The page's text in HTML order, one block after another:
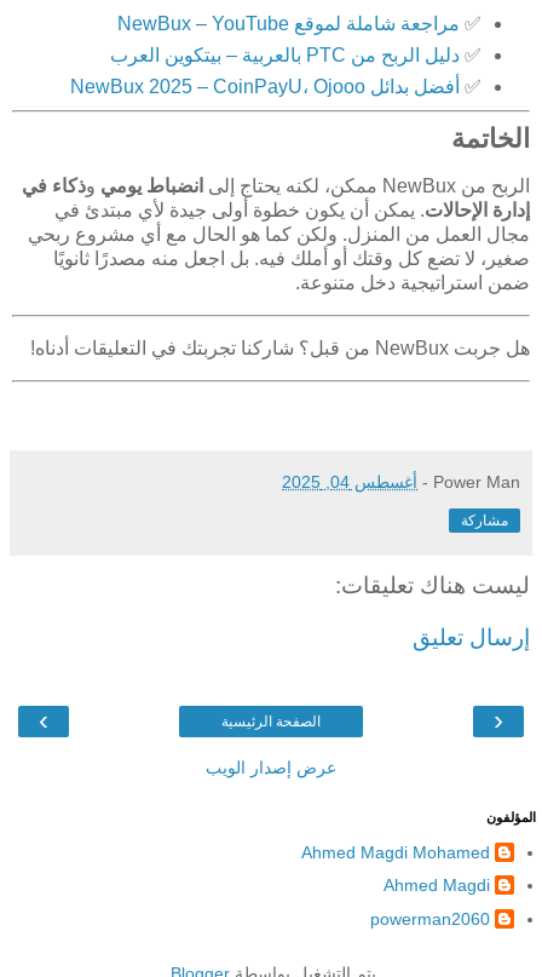
✅ مراجعة شاملة لموقع NewBux – YouTube
✅ دليل الربح من PTC بالعربية – بيتكوين العرب
✅ أفضل بدائل NewBux 2025 – CoinPayU، Ojooo
الخاتمة
الربح من NewBux ممكن، لكنه يحتاج إلى انضباط يومي وذكاء في
إدارة الإحالات. يمكن أن يكون خطوة أولى جيدة لأي مبتدئ في
مجال العمل من المنزل. ولكن كما هو الحال مع أي مشروع ربحي
صغير، لا تضع كل وقتك أو أملك فيه. بل اجعل منه مصدرًا ثانويًا
ضمن استراتيجية دخل متنوعة.
هل جربت NewBux من قبل؟ شاركنا تجربتك في التعليقات أدناه!
Power Man
- أغسطس 04, 2025
مشاركة
ليست هناك تعليقات:
إرسال تعليق
‹
› الصفحة الرئيسية
عرض إصدار الويب
المؤلفون
Ahmed Magdi Mohamed
Ahmed Magdi
powerman2060